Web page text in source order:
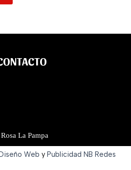
La Pampa
Web y Publicidad NB Redes